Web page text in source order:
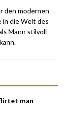
den modernen
in die Welt des
Mann stilvoll
man